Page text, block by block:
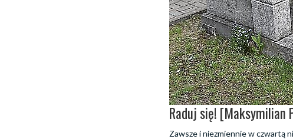
Raduj się! [Maksymilian
Zawsze i niezmiennie w czwartą